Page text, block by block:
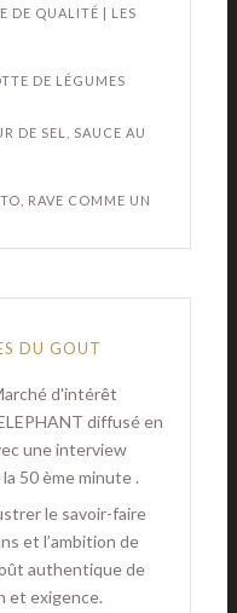
DE QUALITÉ | LES
DE LÉGUMES
DE SEL, SAUCE AU
RAVE COMME UN
DU GOUT
d'intérêt
diffusé en
une interview
50 ème minute .
le savoir-faire
et l’ambition de
authentique de
et exigence.